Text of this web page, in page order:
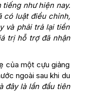
tiếng như hiện nay.
có luật điều chỉnh,
và phải trả lại tiền
trị hỗ trợ đã nhận
của một cựu giảng
ngoài sau khi du
đây là lần đầu tiên